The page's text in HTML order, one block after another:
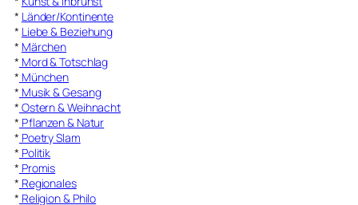
* Länder/Kontinente
* Liebe & Beziehung
* Märchen
* Mord & Totschlag
* München
* Musik & Gesang
* Ostern & Weihnacht
* Pflanzen & Natur
* Poetry Slam
* Politik
* Promis
* Regionales
* Religion & Philo